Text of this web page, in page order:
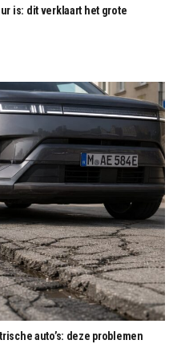
is: dit verklaart het grote
auto’s: deze problemen